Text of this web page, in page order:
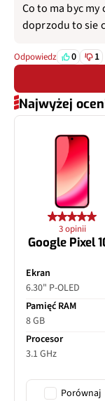
Co to ma byc
doprzodu to sie
Odpowiedz 0 1
Najwyżej
3 opinii
Google Pixel
Ekran
6.30" P-OLED
Pamięć RAM
8 GB
Procesor
3.1 GHz
Porównaj